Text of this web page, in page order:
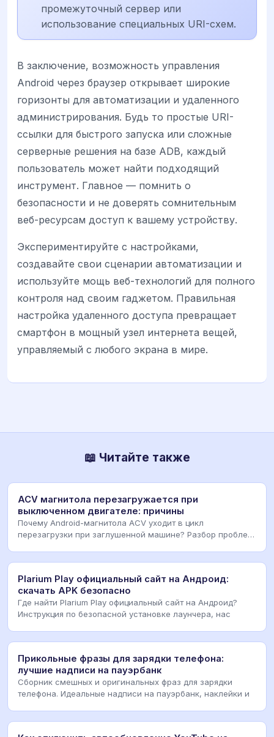
промежуточный сервер или
использование специальных URI-схем.
В заключение, возможность управления
Android через браузер открывает широкие
горизонты для автоматизации и удаленного
администрирования. Будь то простые URI-
ссылки для быстрого запуска или сложные
серверные решения на базе ADB, каждый
пользователь может найти подходящий
инструмент. Главное — помнить о
безопасности и не доверять сомнительным
веб-ресурсам доступ к вашему устройству.
Экспериментируйте с настройками,
создавайте свои сценарии автоматизации и
используйте мощь веб-технологий для полного
контроля над своим гаджетом. Правильная
настройка удаленного доступа превращает
смартфон в мощный узел интернета вещей,
управляемый с любого экрана в мире.
📖 Читайте также
ACV магнитола перезагружается при
выключенном двигателе: причины
Почему Android-магнитола ACV уходит в цикл
перезагрузки при заглушенной машине? Разбор проблем
Plarium Play официальный сайт на Андроид:
скачать APK безопасно
Где найти Plarium Play официальный сайт на Андроид?
Инструкция по безопасной установке лаунчера, нас
Прикольные фразы для зарядки телефона:
лучшие надписи на пауэрбанк
Сборник смешных и оригинальных фраз для зарядки
телефона. Идеальные надписи на пауэрбанк, наклейки и